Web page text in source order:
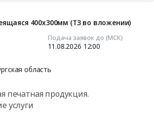
400x300мм (ТЗ во вложении)
Подача заявок до (МСК)
11.08.2026 12:00
область
печатная продукция.
услуги